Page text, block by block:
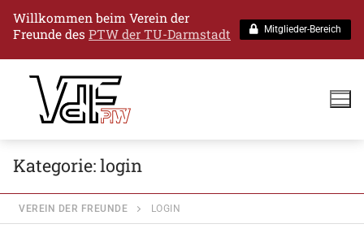
Willkommen beim Verein der
Freunde des PTW der TU-Darmstadt Mitglieder-Bereich
Kategorie:login
VEREIN DER FREUNDE LOGIN